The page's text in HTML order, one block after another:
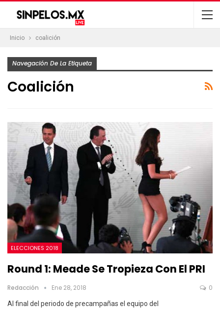
Inicio coalición
Navegación De La Etiqueta
Coalición
ELECCIONES 2018
Round 1: Meade Se Tropieza Con El PRI
Redacción Ene 28, 2018 0
Al final del periodo de precampañas el equipo del